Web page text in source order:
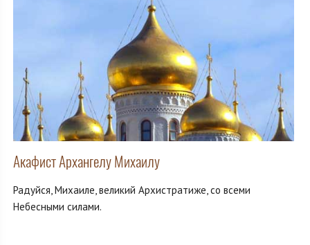
Акафист Архангелу Михаилу
Радуйся, Михаиле, великий Архистратиже, со всеми
Небесными силами.